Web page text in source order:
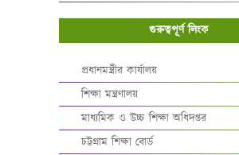
গুরুত্বপূর্ণ লিংক
প্রধানমন্ত্রীর কার্যালয়
শিক্ষা মন্ত্রণালয়
মাধ্যমিক ও উচ্চ শিক্ষা অধিদপ্তর
চট্টগ্রাম শিক্ষা বোর্ড